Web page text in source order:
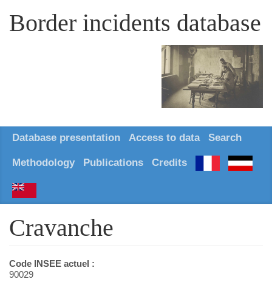
Border incidents database
Database presentation Access to data Search
Methodology Publications Credits
Cravanche
Code INSEE actuel :
90029